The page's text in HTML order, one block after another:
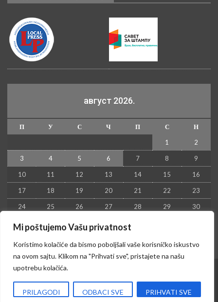
Mi poštujemo Vašu privatnost
Koristimo kolačiće da bismo poboljšali vaše korisničko iskustvo
na ovom sajtu. Klikom na "Prihvati sve", pristajete na našu
upotrebu kolačića.
PRILAGODI ODBACI SVE PRIHVATI SVE
август 2026.
П У С Ч П С
Н
1
2
3 4 5 6 7 8 9
10 11 12 13 14 15 16
17 18 19 20 21 22 23
24 25 26 27 28 29 30
31
Izrada sajta i hosting:Hosting-Srbija